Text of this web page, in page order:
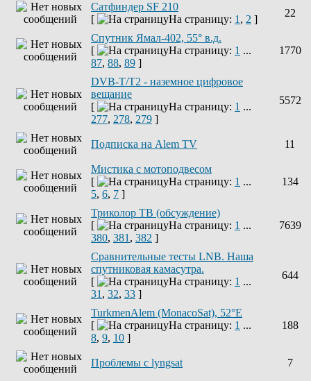
Сатфиндер SF 210
[
На страницу: 1 , 2 ]
22
Спутник Ямал-402, 55° в.д.
[
На страницу: 1 ...
87, 88, 89 ]
1770
DVB-T/T2 - наземное цифровое
вещание
[
На страницу: 1 ...
277, 278, 279 ]
5572
Подписка на Alem TV 11
Мистика с мотоподвесом
[
На страницу: 1 ...
5, 6, 7 ]
134
Триколор ТВ (обсуждение)
[
На страницу: 1 ...
380, 381 , 382 ]
7639
Сравнительные тесты LNB. Наша
спутниковая камасутра.
[
На страницу: 1 ...
31 , 32, 33 ]
644
TurkmenAlem (MonacoSat), 52°E
[
На страницу: 1 ...
8, 9, 10 ]
188
Проблемы с lyngsat 7